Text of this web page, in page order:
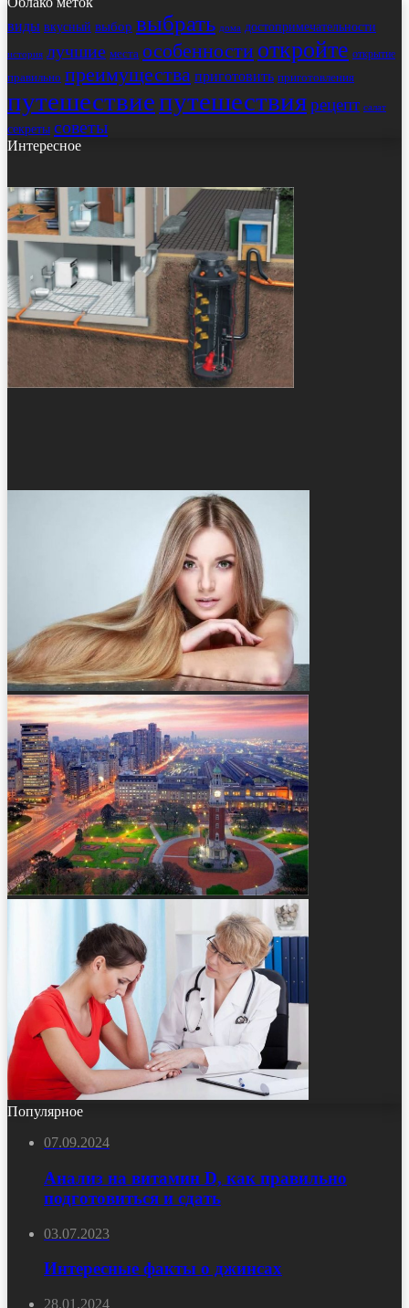
виды вкусный выбор выбрать дома достопримечательности
история лучшие места особенности откройте открытие
правильно преимущества приготовить приготовления
путешествиепутешествиярецепт салат
секреты советы
Интересное
Популярное
07.09.2024
Анализ на витамин D, как правильно
подготовиться и сдать
03.07.2023
Интересные факты о джинсах
28.01.2024